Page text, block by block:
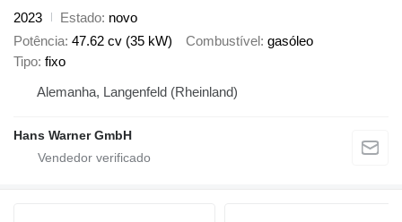
2023
Estado novo
Potência 47.62 cv (35 kW) Combustível gasóleo
Tipo fixo
Alemanha, Langenfeld (Rheinland)
Hans Warner GmbH